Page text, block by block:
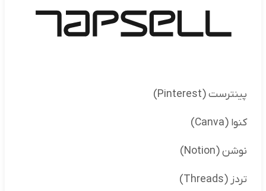
پینترست (Pinterest)
کنوا (Canva)
نوشن (Notion)
تردز (Threads)